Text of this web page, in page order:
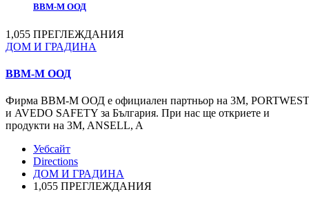
ВВМ-М ООД
1,055 ПРЕГЛЕЖДАНИЯ
ДОМ И ГРАДИНА
ВВМ-М ООД
Фирма ВВМ-М ООД е официален партньор на 3М, PORTWEST
и AVEDO SAFETY за България. При нас ще откриете и
продукти на 3M, ANSELL, A
Уебсайт
Directions
ДОМ И ГРАДИНА
1,055 ПРЕГЛЕЖДАНИЯ